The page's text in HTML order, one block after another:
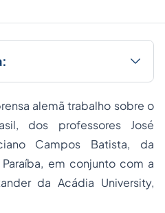
alemã trabalho sobre o
dos professores José
Campos Batista, da
em conjunto com a
da Acádia University,